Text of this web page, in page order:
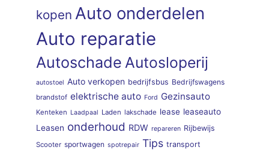
kopen Auto onderdelen
Auto reparatie
Autoschade Autosloperij
autostoel Auto verkopen bedrijfsbus Bedrijfswagens
brandstof elektrische auto Ford Gezinsauto
Kenteken Laadpaal Laden lakschade lease leaseauto
Leasen onderhoud RDW repareren Rijbewijs
Scooter sportwagen spotrepair Tips transport